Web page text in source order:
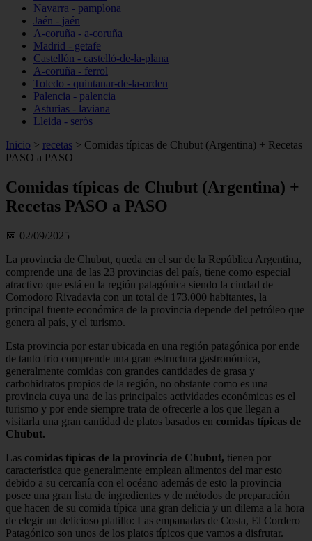
Navarra - pamplona
Jaén - jaén
A-coruña - a-coruña
Madrid - getafe
Castellón - castelló-de-la-plana
A-coruña - ferrol
Toledo - quintanar-de-la-orden
Palencia - palencia
Asturias - laviana
Lleida - seròs
Inicio > recetas > Comidas típicas de Chubut (Argentina) + Recetas
PASO a PASO
Comidas típicas de Chubut (Argentina) +
Recetas PASO a PASO
📅 02/09/2025
La provincia de Chubut, queda en el sur de la República Argentina,
comprende una de las 23 provincias del país, tiene como especial
atractivo que está en la región patagónica siendo la ciudad de
Comodoro Rivadavia con un total de 173.000 habitantes, la
principal fuente económica de la provincia depende del petróleo que
genera al país, y el turismo.
Esta provincia por estar ubicada en una región patagónica por ende
de tanto frio comprende una gran estructura gastronómica,
generalmente comidas con grandes cantidades de grasa y
carbohidratos propios de la región, no obstante como es una
provincia cuya una de las principales actividades económicas es el
turismo y por ende siempre trata de ofrecerle a los que llegan a
visitarla una gran cantidad de platos basados en comidas típicas de
Chubut.
Las comidas típicas de la provincia de Chubut, tienen por
característica que generalmente emplean alimentos del mar esto
debido a su cercanía con el océano además de esto la provincia
posee una gran lista de ingredientes y de métodos de preparación
que hacen de su comida típica una gran delicia y un dilema a la hora
de elegir un delicioso platillo: Las empanadas de Costa, El Cordero
Patagónico son unos de los platos típicos que vamos a disfrutar.